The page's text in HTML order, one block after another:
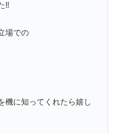
‼️
場での
機に知ってくれたら嬉し